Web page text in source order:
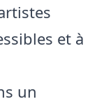
et à
un